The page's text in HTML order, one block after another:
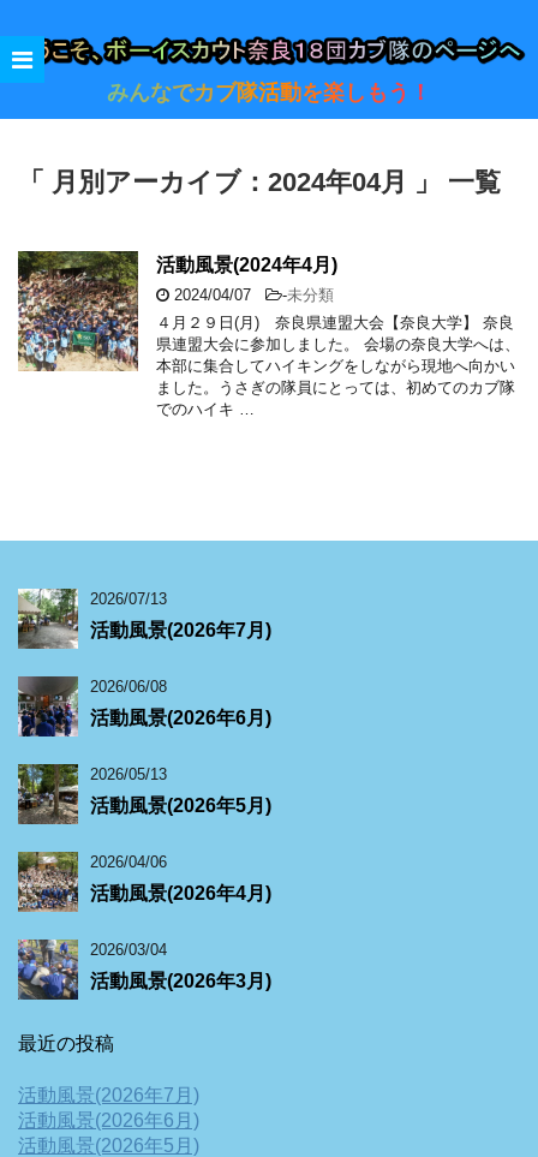
みんなでカブ隊活動を楽しもう！
「 月別アーカイブ：2024年04月 」 一覧
活動風景(2024年4月)
2024/04/07 -未分類
４月２９日(月) 奈良県連盟大会【奈良大学】 奈良
県連盟大会に参加しました。 会場の奈良大学へは、
本部に集合してハイキングをしながら現地へ向かい
ました。うさぎの隊員にとっては、初めてのカブ隊
でのハイキ …
2026/07/13
活動風景(2026年7月)
2026/06/08
活動風景(2026年6月)
2026/05/13
活動風景(2026年5月)
2026/04/06
活動風景(2026年4月)
2026/03/04
活動風景(2026年3月)
最近の投稿
活動風景(2026年7月)
活動風景(2026年6月)
活動風景(2026年5月)